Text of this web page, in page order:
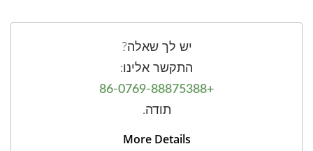
יש לך שאלה?
התקשר אלינו:
+86-0769-88875388
תודה.
More Details